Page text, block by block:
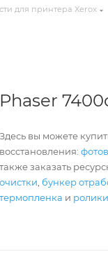
для принтера Xerox
Phaser
Здесь вы можете
восстановления:
также заказать
очистки бункер
термопленка и